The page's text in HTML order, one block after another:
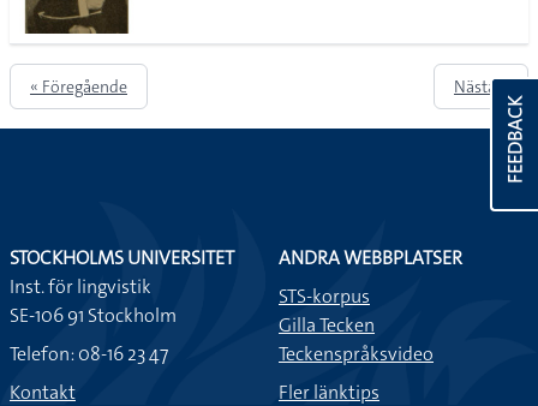
« Föregående Nästa »
FEEDBACK
STOCKHOLMS UNIVERSITET
Inst. för lingvistik
SE-106 91 Stockholm
Telefon: 08-16 23 47
Kontakt
ANDRA WEBBPLATSER
STS-korpus
Gilla Tecken
Teckenspråksvideo
Fler länktips